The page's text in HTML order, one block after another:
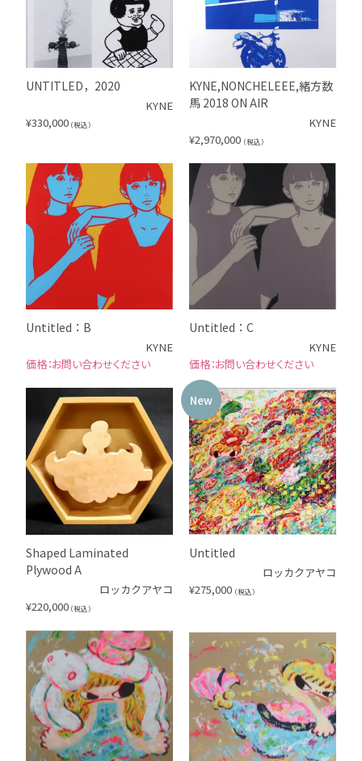
UNTITLED，2020
KYNE
¥330,000 （税込）
KYNE,NONCHELEEE,緒方数
馬 2018 ON AIR
KYNE
¥2,970,000 （税込）
Untitled：B
KYNE
お問い合わせください
Untitled：C
KYNE
お問い合わせください
Shaped Laminated
Plywood A
ロッカクアヤコ
¥220,000 （税込）
New
Untitled
ロッカクアヤコ
¥275,000 （税込）